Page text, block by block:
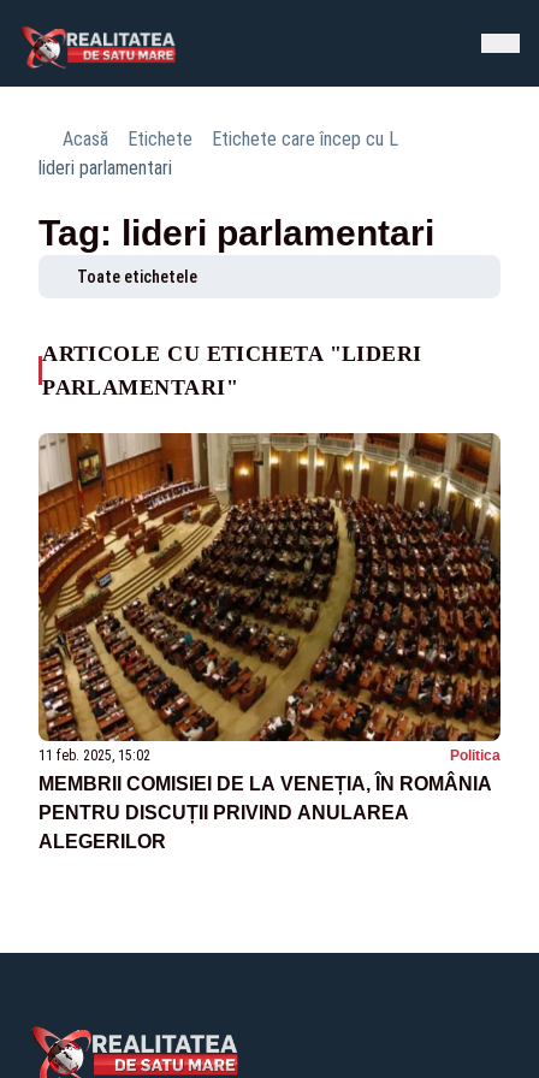
Acasă Etichete
Etichete care încep cu L
lideri parlamentari
Tag: lideri parlamentari
Toate etichetele
ARTICOLE CU ETICHETA "LIDERI
PARLAMENTARI"
11 feb. 2025, 15:02 Politica
MEMBRII COMISIEI DE LA VENEȚIA, ÎN ROMÂNIA
PENTRU DISCUȚII PRIVIND ANULAREA
ALEGERILOR